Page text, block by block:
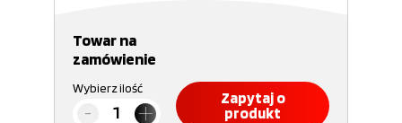
Towar na
zamówienie
Wybierz ilość
Zapytaj o
produkt